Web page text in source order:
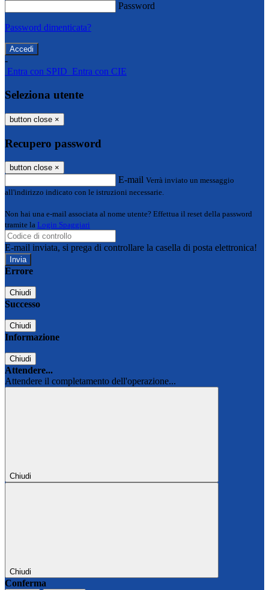
Password
Password dimenticata?
-
Entra con SPID Entra con CIE
Seleziona utente
button close ×
Recupero password
button close ×
E-mail Verrà inviato un messaggio
all'indirizzo indicato con le istruzioni necessarie.
Non hai una e-mail associata al nome utente? Effettua il reset della password
tramite la Login Spaggiari
E-mail inviata, si prega di controllare la casella di posta elettronica!
Errore
Chiudi
Successo
Chiudi
Informazione
Chiudi
Attendere...
Attendere il completamento dell'operazione...
Chiudi
Chiudi
Conferma